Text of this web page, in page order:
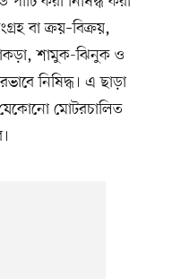
বা ক্রয়–বিক্রয়,
শামুক-ঝিনুক ও
নিষিদ্ধ। এ ছাড়া
মোটরচালিত